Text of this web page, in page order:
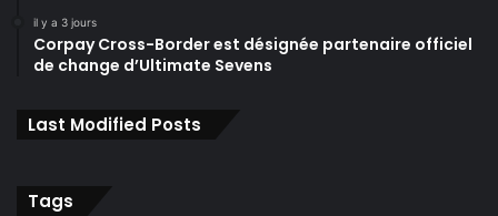
il y a 3 jours
Corpay Cross-Border est désignée partenaire officiel
de change d’Ultimate Sevens
Last Modified Posts
Tags